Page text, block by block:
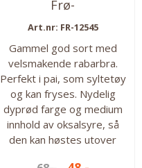
Frø-
Art.nr: FR-12545
Gammel god sort med
velsmakende rabarbra.
Perfekt i pai, som syltetøy
og kan fryses. Nydelig
dyprød farge og medium
innhold av oksalsyre, så
den kan høstes utover